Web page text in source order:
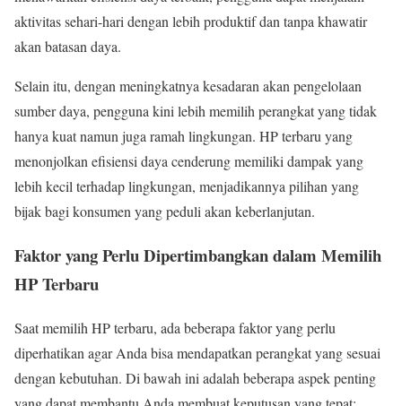
aktivitas sehari-hari dengan lebih produktif dan tanpa khawatir
akan batasan daya.
Selain itu, dengan meningkatnya kesadaran akan pengelolaan
sumber daya, pengguna kini lebih memilih perangkat yang tidak
hanya kuat namun juga ramah lingkungan. HP terbaru yang
menonjolkan efisiensi daya cenderung memiliki dampak yang
lebih kecil terhadap lingkungan, menjadikannya pilihan yang
bijak bagi konsumen yang peduli akan keberlanjutan.
Faktor yang Perlu Dipertimbangkan dalam Memilih
HP Terbaru
Saat memilih HP terbaru, ada beberapa faktor yang perlu
diperhatikan agar Anda bisa mendapatkan perangkat yang sesuai
dengan kebutuhan. Di bawah ini adalah beberapa aspek penting